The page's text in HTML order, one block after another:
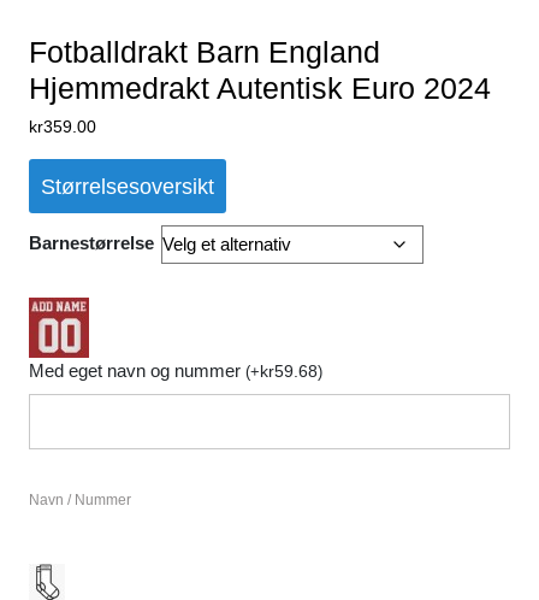
Fotballdrakt Barn England
Hjemmedrakt Autentisk Euro 2024
kr359.00
Størrelsesoversikt
Barnestørrelse
Med eget navn og nummer (+kr59.68)
Navn / Nummer